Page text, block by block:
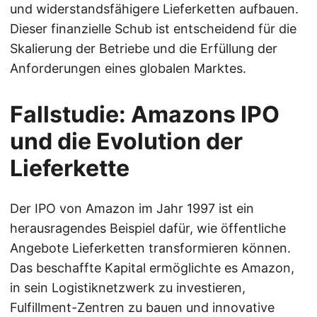
und widerstandsfähigere Lieferketten aufbauen.
Dieser finanzielle Schub ist entscheidend für die
Skalierung der Betriebe und die Erfüllung der
Anforderungen eines globalen Marktes.
Fallstudie: Amazons IPO
und die Evolution der
Lieferkette
Der IPO von Amazon im Jahr 1997 ist ein
herausragendes Beispiel dafür, wie öffentliche
Angebote Lieferketten transformieren können.
Das beschaffte Kapital ermöglichte es Amazon,
in sein Logistiknetzwerk zu investieren,
Fulfillment-Zentren zu bauen und innovative